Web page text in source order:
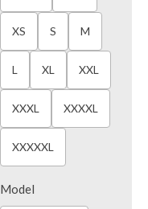
XS S M
L XL XXL
XXXL XXXXL
XXXXXL
Model